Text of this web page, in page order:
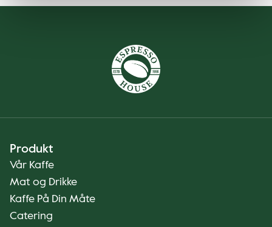
Produkt
Vår Kaffe
Mat og Drikke
Kaffe På Din Måte
Catering